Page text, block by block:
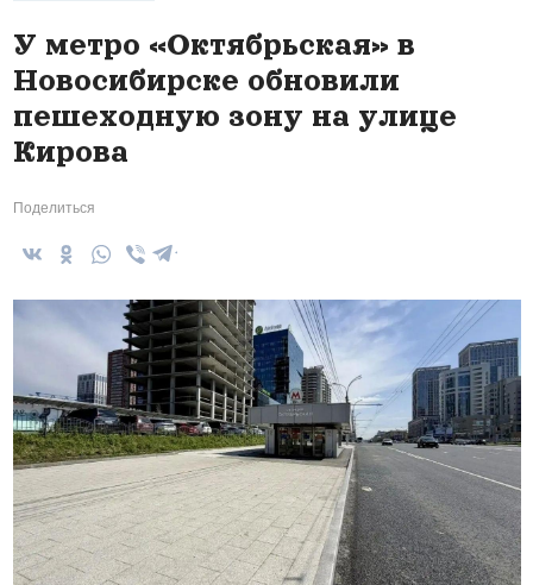
У метро «Октябрьская» в
Новосибирске обновили
пешеходную зону на улице
Кирова
Поделиться